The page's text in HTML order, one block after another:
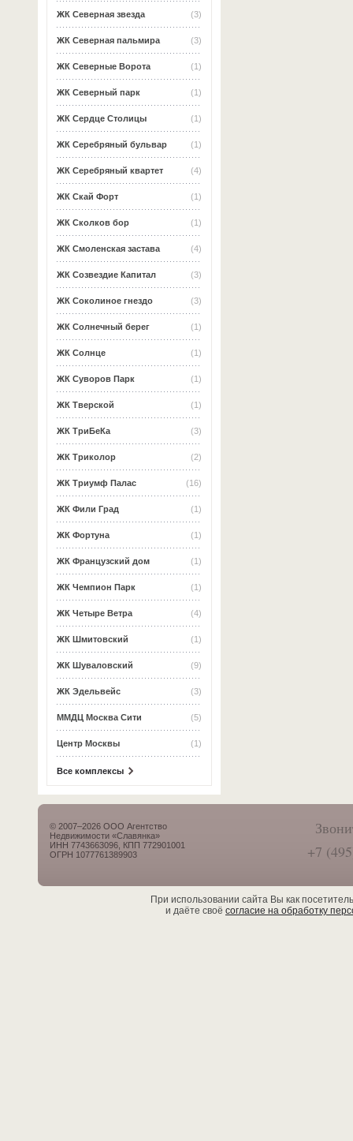
(3)
ЖК Северная звезда
(3)
ЖК Северная пальмира
(1)
ЖК Северные Ворота
(1)
ЖК Северный парк
(1)
ЖК Сердце Столицы
(1)
ЖК Серебряный бульвар
(4)
ЖК Серебряный квартет
(1)
ЖК Скай Форт
(1)
ЖК Сколков бор
(4)
ЖК Смоленская застава
(3)
ЖК Созвездие Капитал
(3)
ЖК Соколиное гнездо
(1)
ЖК Солнечный берег
(1)
ЖК Солнце
(1)
ЖК Суворов Парк
(1)
ЖК Тверской
(3)
ЖК ТриБеКа
(2)
ЖК Триколор
(16)
ЖК Триумф Палас
(1)
ЖК Фили Град
(1)
ЖК Фортуна
(1)
ЖК Французский дом
(1)
ЖК Чемпион Парк
(4)
ЖК Четыре Ветра
(1)
ЖК Шмитовский
(9)
ЖК Шуваловский
(3)
ЖК Эдельвейс
(5)
ММДЦ Москва Сити
(1)
Центр Москвы
Все комплексы
© 2007–2026 ООО Агентство
Недвижимости «Славянка»
ИНН 7743663096, КПП 772901001
ОГРН 1077761389903
+7
При использовании сайта Вы как
и даёте своё согласие на обработку